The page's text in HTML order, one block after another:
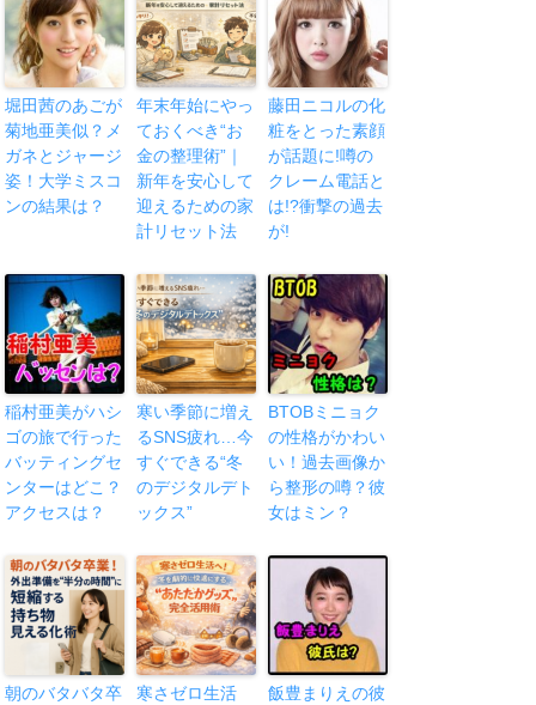
堀田茜のあごが
菊地亜美似？メ
ガネとジャージ
姿！大学ミスコ
ンの結果は？
年末年始にやっ
ておくべき“お
金の整理術”｜
新年を安心して
迎えるための家
計リセット法
藤田ニコルの化
粧をとった素顔
が話題に!噂の
クレーム電話と
は!?衝撃の過去
が!
稲村亜美がハシ
ゴの旅で行った
バッティングセ
ンターはどこ？
アクセスは？
寒い季節に増え
るSNS疲れ…今
すぐできる“冬
のデジタルデト
ックス”
BTOBミニョク
の性格がかわい
い！過去画像か
ら整形の噂？彼
女はミン？
朝のバタバタ卒
寒さゼロ生活
飯豊まりえの彼